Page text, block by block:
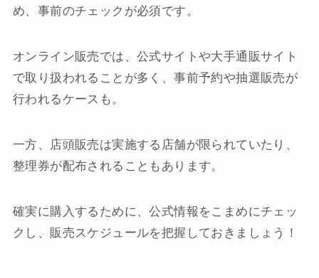
め、事前のチェックが必須です。
オンライン販売では、公式サイトや大手通販サイト
で取り扱われることが多く、事前予約や抽選販売が
行われるケースも。
一方、店頭販売は実施する店舗が限られていたり、
整理券が配布されることもあります。
確実に購入するために、公式情報をこまめにチェッ
クし、販売スケジュールを把握しておきましょう！